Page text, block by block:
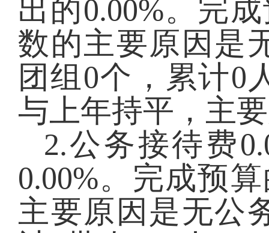
出的0.00%。完
数的主要原因是
团组 0个，累计0
与上年持平，主
2.公务接待费
0.00%。完成预
主要原因是无公